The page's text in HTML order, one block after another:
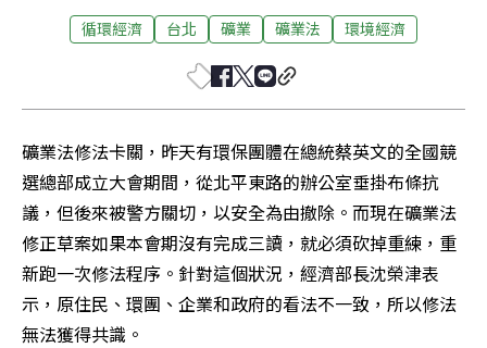
循環經濟 台北 礦業 礦業法 環境經濟
礦業法修法卡關，昨天有環保團體在總統蔡英文的全國競
選總部成立大會期間，從北平東路的辦公室垂掛布條抗
議，但後來被警方關切，以安全為由撤除。而現在礦業法
修正草案如果本會期沒有完成三讀，就必須砍掉重練，重
新跑一次修法程序。針對這個狀況，經濟部長沈榮津表
示，原住民、環團、企業和政府的看法不一致，所以修法
無法獲得共識。